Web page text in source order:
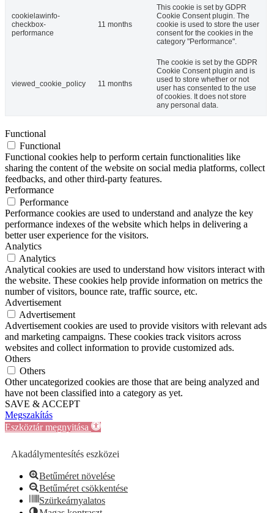
cookielawinfo-
checkbox-
performance
11 months
This cookie is set by GDPR
Cookie Consent plugin. The
cookie is used to store the user
consent for the cookies in the
category "Performance".
viewed_cookie_policy 11 months
The cookie is set by the GDPR
Cookie Consent plugin and is
used to store whether or not
user has consented to the use
of cookies. It does not store
any personal data.
Functional
Functional
Functional cookies help to perform certain functionalities like
sharing the content of the website on social media platforms, collect
feedbacks, and other third-party features.
Performance
Performance
Performance cookies are used to understand and analyze the key
performance indexes of the website which helps in delivering a
better user experience for the visitors.
Analytics
Analytics
Analytical cookies are used to understand how visitors interact with
the website. These cookies help provide information on metrics the
number of visitors, bounce rate, traffic source, etc.
Advertisement
Advertisement
Advertisement cookies are used to provide visitors with relevant ads
and marketing campaigns. These cookies track visitors across
websites and collect information to provide customized ads.
Others
Others
Other uncategorized cookies are those that are being analyzed and
have not been classified into a category as yet.
SAVE & ACCEPT
Megszakítás
Eszköztár megnyitása
Akadálymentesítés eszközei
Betűméret növelése
Betűméret csökkentése
Szürkeárnyalatos